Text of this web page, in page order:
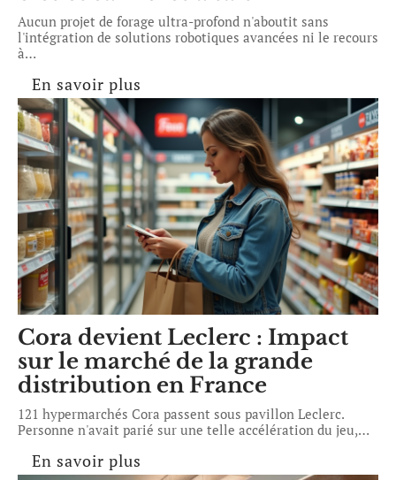
Aucun projet de forage ultra-profond n'aboutit sans
l'intégration de solutions robotiques avancées ni le recours
à…
En savoir plus
Cora devient Leclerc : Impact
sur le marché de la grande
distribution en France
121 hypermarchés Cora passent sous pavillon Leclerc.
Personne n'avait parié sur une telle accélération du jeu,…
En savoir plus